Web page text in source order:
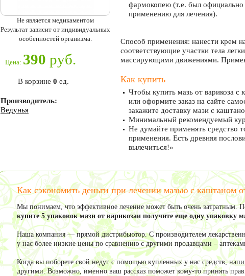
Не является медикаментом
Результат зависит от индивидуальных
особенностей организма.
Цена: 390 руб.
В корзине 0 ед.
Производитель:
Ведунья
фармокопею (т.е. был официально
применению для лечения).
Способ применения: нанести крем
соответствующие участки тела
массирующими движениями.
Как купить
Чтобы купить мазь от варикоза
или оформите заказ на сайте
закажите доставку мази с
Минимальный рекомендуемый
Не думайте применять средство
применения. Есть древняя
вылечиться!»
Как сэкономить деньги при лечении мазью с каштаном
Мы понимаем, что эффективное лечение может быть очень затратным.
купите 5 упаковок мази от варикозаи получите еще одну
Наша компания — прямой дистрибьютор. С производителем
у нас более низкие цены по сравнению с другими продавцами –
Когда вы поборете свой недуг с помощью купленных у нас средств,
другими. Возможно, именно ваш рассказ поможет кому-то принять